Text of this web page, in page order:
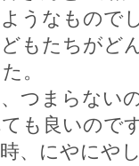
うなもので
もたちがど
。
つまらない
も良いのです
、にやにや